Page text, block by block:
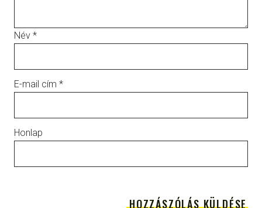
Név *
E-mail cím *
Honlap